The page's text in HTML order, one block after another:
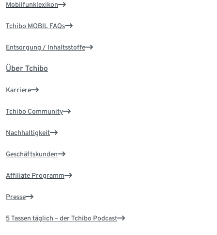
Mobilfunklexikon
Tchibo MOBIL FAQs
Entsorgung / Inhaltsstoffe
Über Tchibo
Karriere
Tchibo Community
Nachhaltigkeit
Geschäftskunden
Affiliate Programm
Presse
5 Tassen täglich – der Tchibo Podcast